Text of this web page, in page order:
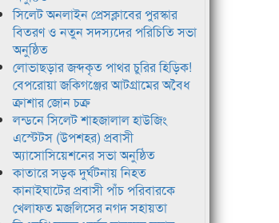
সিলেট অনলাইন প্রেসক্লাবের পুরস্কার
বিতরণ ও নতুন সদস্যদের পরিচিতি সভা
অনুষ্ঠিত
লোভাছড়ার জব্দকৃত পাথর চুরির হিড়িক!
বেপরোয়া জকিগঞ্জের আটগ্রামের অবৈধ
ক্রাশার জোন চক্র
লন্ডনে সিলেট শাহজালাল হাউজিং
এস্টেটস (উপশহর) প্রবাসী
অ্যাসোসিয়েশনের সভা অনুষ্ঠিত
কাতারে সড়ক দুর্ঘটনায় নিহত
কানাইঘাটের প্রবাসী পাঁচ পরিবারকে
খেলাফত মজলিসের নগদ সহায়তা